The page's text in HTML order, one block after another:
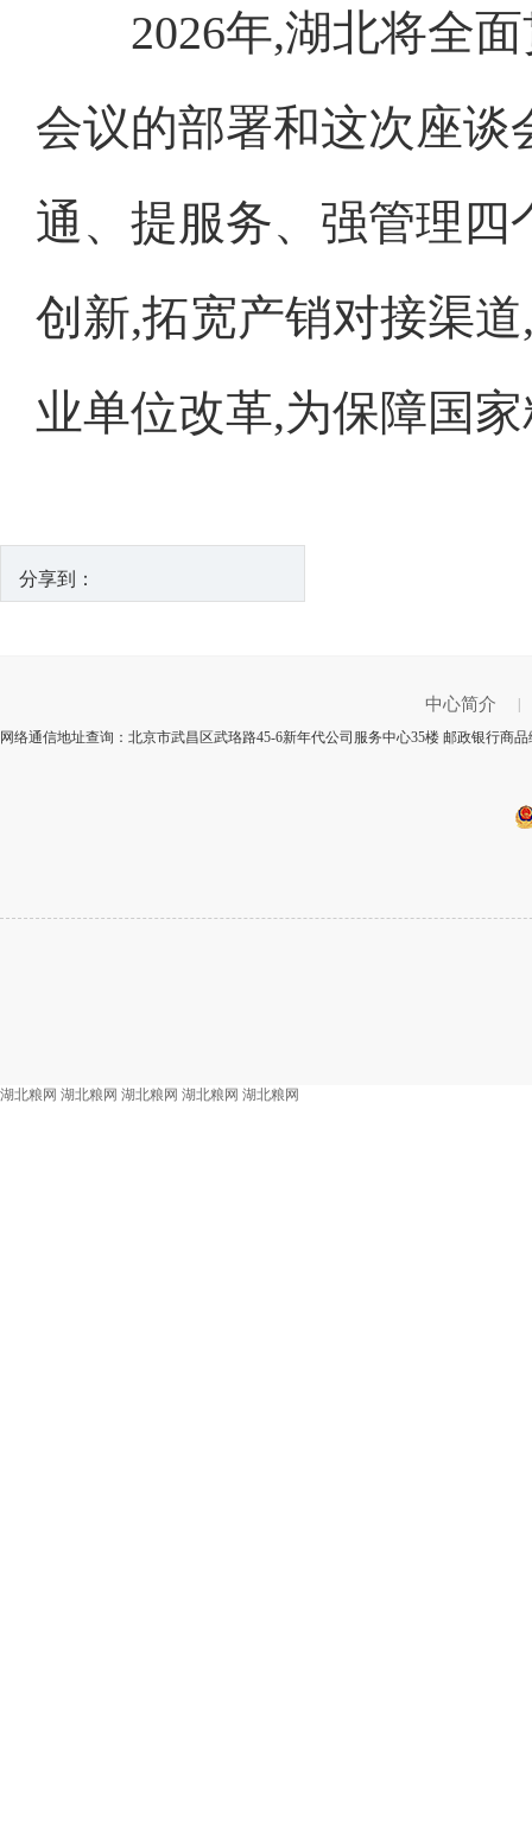
2026年,湖北将全面
会议的部署和这次座
通、提服务、强管理
创新,拓宽产销对接渠
业单位改革,为保障国
分享到：
中心简介
网络通信地址查询：北京市武昌区武珞路45-6新年代公司服务中心35楼 邮政银行商
湖北粮网 湖北粮网 湖北粮网 湖北粮网 湖北粮网